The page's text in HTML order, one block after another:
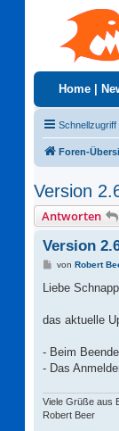
Home
Schnellzugriff
Foren-
Version
Antworten
Version
B
i
a
von Robert
Liebe
das aktuelle
- Beim
- Das
Viele Grüße aus
Robert Beer